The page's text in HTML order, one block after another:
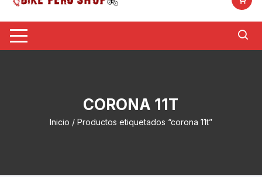
CORONA 11T
Inicio / Productos etiquetados “corona 11t”